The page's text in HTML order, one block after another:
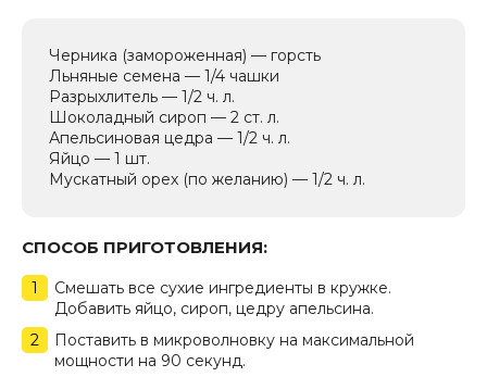
Черника (замороженная) — горсть
Льняные семена — 1/4 чашки
Разрыхлитель — 1/2 ч. л.
Шоколадный сироп — 2 ст. л.
Апельсиновая цедра — 1/2 ч. л.
Яйцо — 1 шт.
Мускатный орех (по желанию) — 1/2 ч. л.
СПОСОБ ПРИГОТОВЛЕНИЯ:
Смешать все сухие ингредиенты в кружке.
Добавить яйцо, сироп, цедру апельсина.
Поставить в микроволновку на максимальной
мощности на 90 секунд.